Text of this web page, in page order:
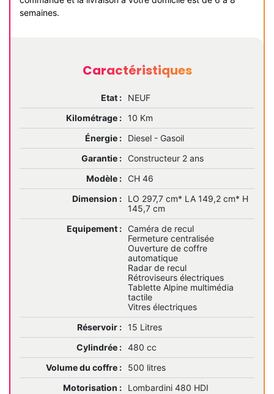
semaines.
Caractéristiques
Etat :
NEUF
Kilométrage : 10 Km
Énergie :
Diesel - Gasoil
Garantie :
Constructeur 2 ans
Modèle :
CH 46
Dimension :
LO 297,7 cm* LA 149,2 cm* H
145,7 cm
Equipement :
Caméra de recul
Fermeture centralisée
Ouverture de coffre
automatique
Radar de recul
Rétroviseurs électriques
Tablette Alpine multimédia
tactile
Vitres électriques
Réservoir : 15 Litres
Cylindrée : 480 cc
Volume du coffre :
500 litres
Motorisation :
Lombardini 480 HDI